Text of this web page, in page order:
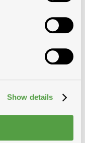
Show details